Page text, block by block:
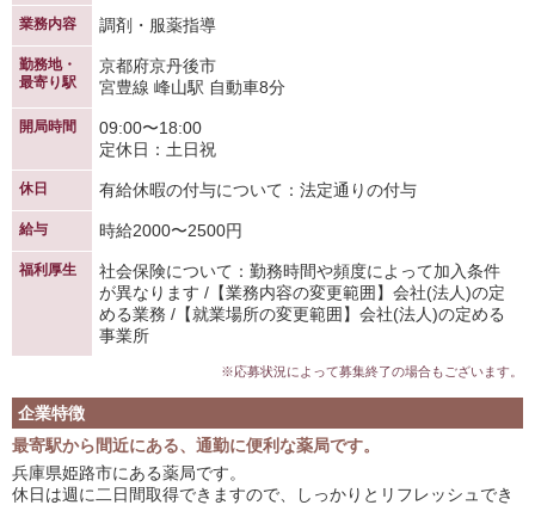
業務内容 調剤・服薬指導
勤務地・
最寄り駅
京都府京丹後市
宮豊線 峰山駅 自動車8分
開局時間
09:00〜18:00
定休日：土日祝
休日 有給休暇の付与について：法定通りの付与
給与 時給2000〜2500円
福利厚生
社会保険について：勤務時間や頻度によって加入条件
が異なります /【業務内容の変更範囲】会社(法人)の定
める業務 /【就業場所の変更範囲】会社(法人)の定める
事業所
※応募状況によって募集終了の場合もございます。
企業特徴
最寄駅から間近にある、通勤に便利な薬局です。
兵庫県姫路市にある薬局です。
休日は週に二日間取得できますので、しっかりとリフレッシュでき